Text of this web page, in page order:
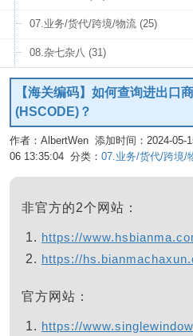
07.业务/货代/跨境/物流 (25)
08.杂七杂八 (31)
【海关编码】如何查询进出口
(HSCODE)？
作者：AlbertWen 添加时间：2024-05-
06 13:35:04 分类： 07.业务/货代/跨境/
非官方的2个网站：
https://
https://
官方网站：
https://